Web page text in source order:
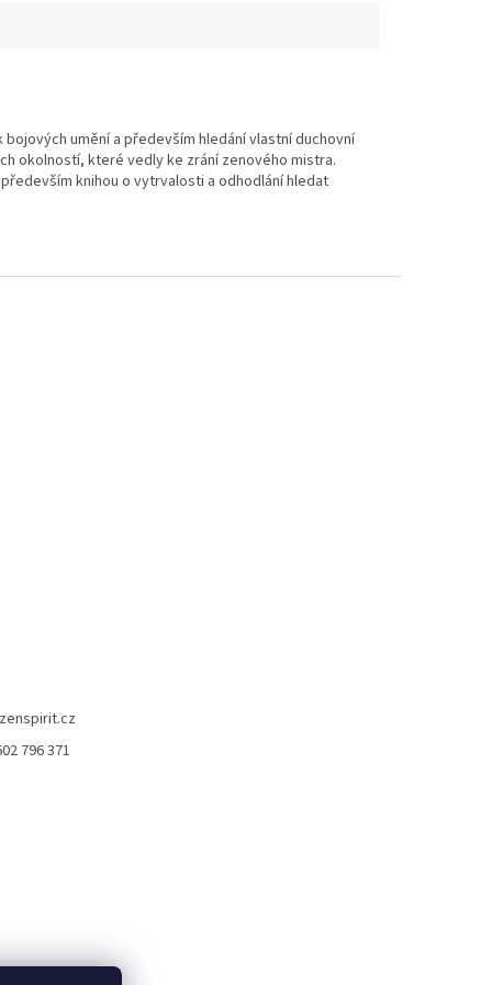
umění a především hledání vlastní duchovní
okolností, které vedly ke zrání zenového mistra.
knihou o vytrvalosti a odhodlání hledat
zenspirit.cz
796 371